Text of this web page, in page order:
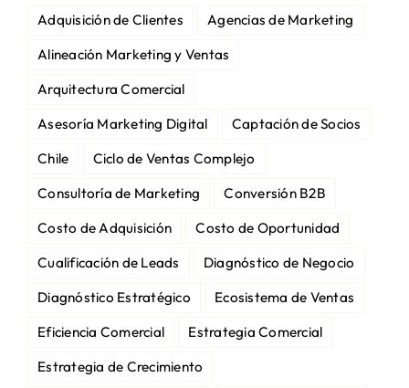
Adquisición de Clientes
Agencias de Marketing
Alineación Marketing y Ventas
Arquitectura Comercial
Asesoría Marketing Digital
Captación de Socios
Chile
Ciclo de Ventas Complejo
Consultoría de Marketing
Conversión B2B
Costo de Adquisición
Costo de Oportunidad
Cualificación de Leads
Diagnóstico de Negocio
Diagnóstico Estratégico
Ecosistema de Ventas
Eficiencia Comercial
Estrategia Comercial
Estrategia de Crecimiento